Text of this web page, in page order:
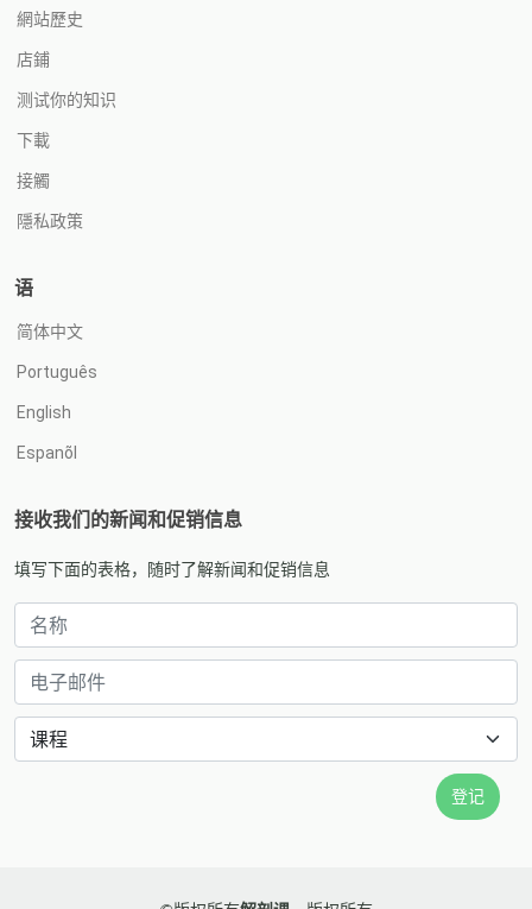
網站歷史
店鋪
测试你的知识
下載
接觸
隱私政策
语
简体中文
Português
English
Espanõl
接收我们的新闻和促销信息
填写下面的表格，随时了解新闻和促销信息